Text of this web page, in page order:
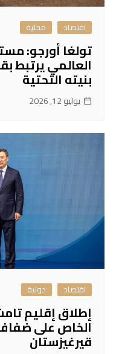
اقتصاد محلية
تولغا أورجو:
العالمي يرتبط
بنيته التحتية
يوليو 12, 2026
اقتصاد دولية
إطلاق إقليم
الخاص على
قيرغيزستان